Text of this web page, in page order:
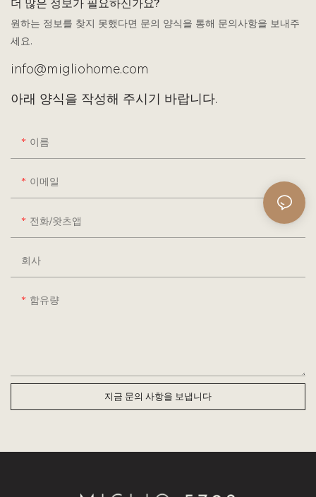
더 많은 정보가 필요하신가요?
원하는 정보를 찾지 못했다면 문의 양식을 통해 문의사항을 보내주
세요.
info@migliohome.com
아래 양식을 작성해 주시기 바랍니다.
이름
이메일
전화/왓츠앱
회사
함유량
지금 문의 사항을 보냅니다